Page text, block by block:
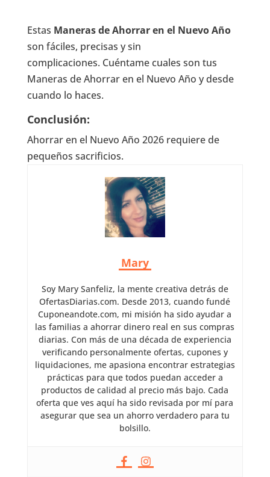
Estas Maneras de Ahorrar en el Nuevo Año
son fáciles, precisas y sin
complicaciones. Cuéntame cuales son tus
Maneras de Ahorrar en el Nuevo Año y desde
cuando lo haces.
Conclusión:
Ahorrar en el Nuevo Año 2026 requiere de
pequeños sacrificios.
Mary
Soy Mary Sanfeliz, la mente creativa detrás de
OfertasDiarias.com. Desde 2013, cuando fundé
Cuponeandote.com, mi misión ha sido ayudar a
las familias a ahorrar dinero real en sus compras
diarias. Con más de una década de experiencia
verificando personalmente ofertas, cupones y
liquidaciones, me apasiona encontrar estrategias
prácticas para que todos puedan acceder a
productos de calidad al precio más bajo. Cada
oferta que ves aquí ha sido revisada por mí para
asegurar que sea un ahorro verdadero para tu
bolsillo.